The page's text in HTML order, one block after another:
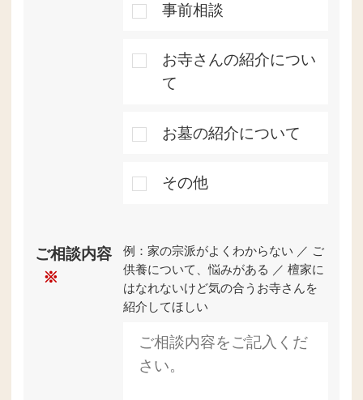
事前相談
お寺さんの紹介につい
て
お墓の紹介について
その他
ご相談内容
※
例：家の宗派がよくわからない ／ ご
供養について、悩みがある ／ 檀家に
はなれないけど気の合うお寺さんを
紹介してほしい